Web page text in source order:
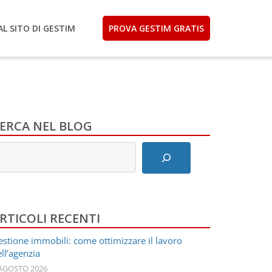
SITO DI GESTIM PROVA GESTIM GRATIS
NEL BLOG
RECENTI
immobili: come ottimizzare il lavoro
2026